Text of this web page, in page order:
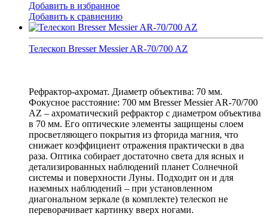
Добавить в избранное
Добавить к сравнению
Телескоп Bresser Messier AR-70/700 AZ
Рефрактор-ахромат. Диаметр объектива: 70 мм.
Фокусное расстояние: 700 мм Bresser Messier AR-70/700
AZ – ахроматический рефрактор с диаметром объектива
в 70 мм. Его оптические элементы защищены слоем
просветляющего покрытия из фторида магния, что
снижает коэффициент отражения практически в два
раза. Оптика собирает достаточно света для ясных и
детализированных наблюдений планет Солнечной
системы и поверхности Луны. Подходит он и для
наземных наблюдений – при установленном
диагональном зеркале (в комплекте) телескоп не
переворачивает картинку вверх ногами.